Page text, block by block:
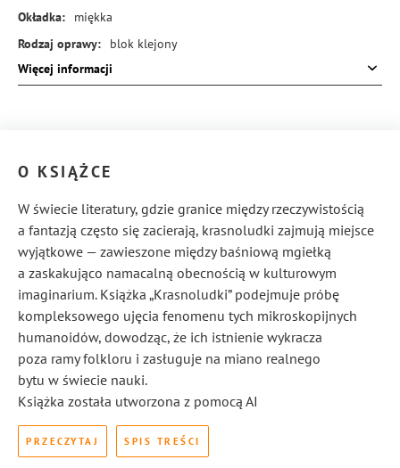
Okładka:
miękka
Rodzaj oprawy:
blok klejony
ISBN:
978-83-8431-404-3
Więcej informacji
O KSIĄŻCE
W świecie literatury, gdzie granice między rzeczywistością
a fantazją często się zacierają, krasnoludki zajmują miejsce
wyjątkowe — zawieszone między baśniową mgiełką
a zaskakująco namacalną obecnością w kulturowym
imaginarium. Książka „Krasnoludki” podejmuje próbę
kompleksowego ujęcia fenomenu tych mikroskopijnych
humanoidów, dowodząc, że ich istnienie wykracza
poza ramy folkloru i zasługuje na miano realnego
bytu w świecie nauki.
Książka została utworzona z pomocą AI
PRZECZYTAJ SPIS TREŚCI